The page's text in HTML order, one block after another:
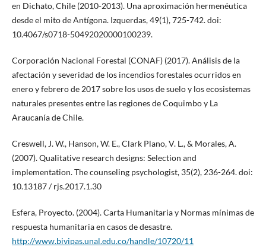
en Dichato, Chile (2010-2013). Una aproximación hermenéutica
desde el mito de Antígona. Izquerdas, 49(1), 725-742. doi:
10.4067/s0718-50492020000100239.
Corporación Nacional Forestal (CONAF) (2017). Análisis de la
afectación y severidad de los incendios forestales ocurridos en
enero y febrero de 2017 sobre los usos de suelo y los ecosistemas
naturales presentes entre las regiones de Coquimbo y La
Araucanía de Chile.
Creswell, J. W., Hanson, W. E., Clark Plano, V. L., & Morales, A.
(2007). Qualitative research designs: Selection and
implementation. The counseling psychologist, 35(2), 236-264. doi:
10.13187 / rjs.2017.1.30
Esfera, Proyecto. (2004). Carta Humanitaria y Normas mínimas de
respuesta humanitaria en casos de desastre.
http://www.bivipas.unal.edu.co/handle/10720/11